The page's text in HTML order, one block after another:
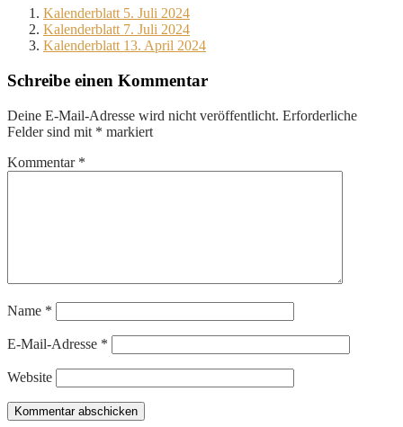
Kalenderblatt 5. Juli 2024
Kalenderblatt 7. Juli 2024
Kalenderblatt 13. April 2024
Schreibe einen Kommentar
Deine E-Mail-Adresse wird nicht veröffentlicht. Erforderliche
Felder sind mit * markiert
Kommentar *
Name *
E-Mail-Adresse *
Website